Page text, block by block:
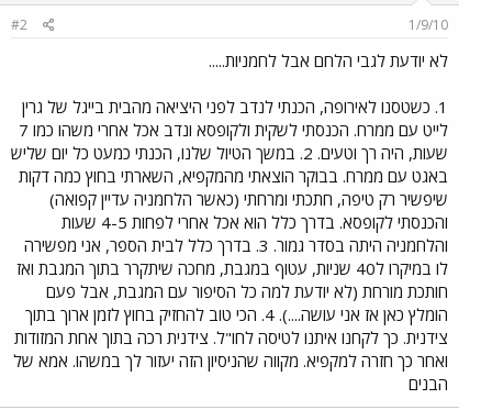
1/9/10
#2
לא יודעת לגבי הלחם אבל לחמניות.....
1. כשטסנו לאירופה, הכנתי לנדב לפני היציאה מהבית בייגל של גרין
לייט עם ממרח. הכנסתי לשקית ולקופסא ונדב אכל אחרי משהו כמו 7
שעות, היה רך וטעים. 2. במשך הטיול שלנו, הכנתי כמעט כל יום שליש
באגט עם ממרח. בבוקר הוצאתי מהמקפיא, השארתי בחוץ כמה דקות
שיפשיר רק טיפה, חתכתי ומרחתי (כאשר הלחמניה עדיין קפואה)
והכנסתי לקופסא. בדרך כלל הוא אכל אחרי לפחות 4-5 שעות
והלחמניה היתה בסדר גמור. 3. בדרך כלל לבית הספר, אני מפשירה
לו במיקרו ל40 שניות, עטוף במגבת, מחכה שיתקרר בתוך המגבת ואז
חותכת מורחת (לא יודעת למה כל הסיפור עם המגבת, אבל פעם
הומלץ כאן אז אני עושה....). 4. הכי טוב להחזיק בחוץ לזמן ארוך בתוך
צידנית. כך לקחנו איתנו לטיסה לחו"ל. צידנית רכה בתוך אחת המזודות
ואחר כך חזרה למקפיא. מקווה שהניסיון הזה יעזור לך במשהו. אמא של
הבנים